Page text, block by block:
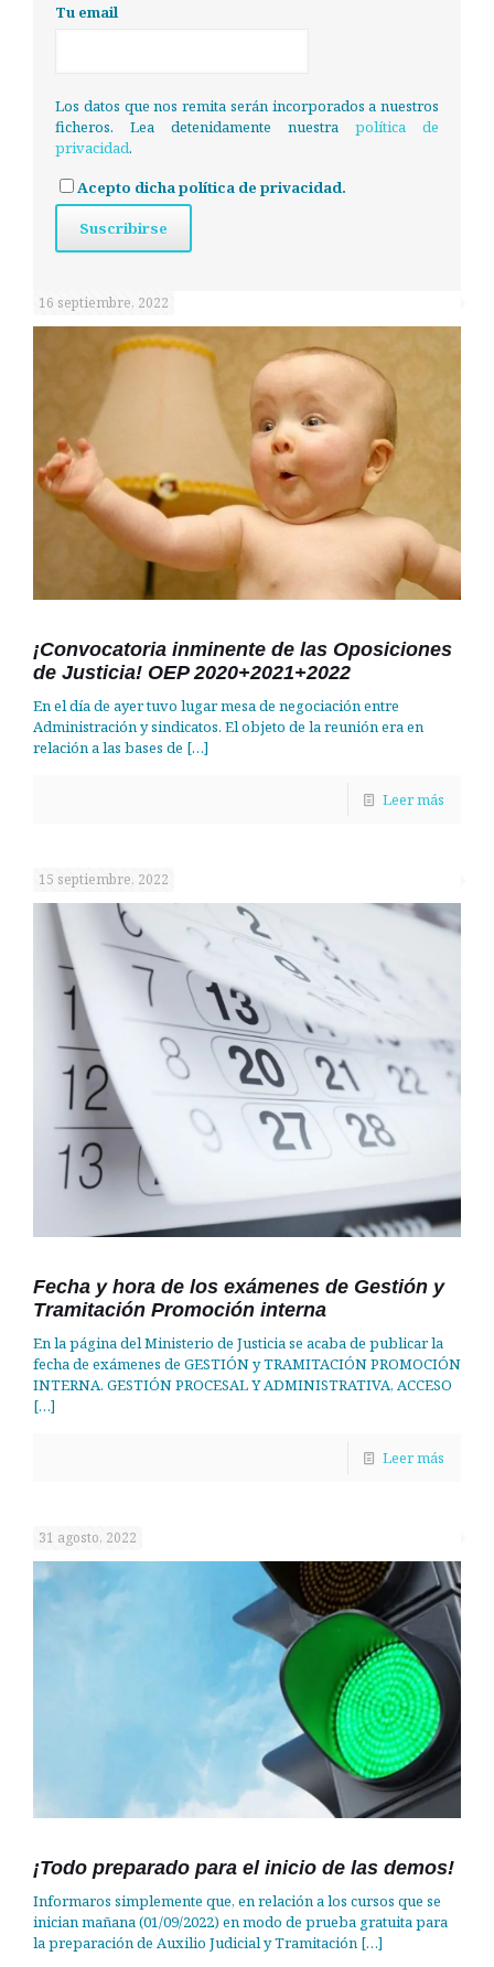
Tu email
Los datos que nos remita serán incorporados a nuestros
ficheros. Lea detenidamente nuestra política de
privacidad.
Acepto dicha política de privacidad.
16 septiembre, 2022
¡Convocatoria inminente de las Oposiciones
de Justicia! OEP 2020+2021+2022
En el día de ayer tuvo lugar mesa de negociación entre
Administración y sindicatos. El objeto de la reunión era en
relación a las bases de […]
Leer más
15 septiembre, 2022
Fecha y hora de los exámenes de Gestión y
Tramitación Promoción interna
En la página del Ministerio de Justicia se acaba de publicar la
fecha de exámenes de GESTIÓN y TRAMITACIÓN PROMOCIÓN
INTERNA. GESTIÓN PROCESAL Y ADMINISTRATIVA, ACCESO
[…]
Leer más
31 agosto, 2022
¡Todo preparado para el inicio de las demos!
Informaros simplemente que, en relación a los cursos que se
inician mañana (01/09/2022) en modo de prueba gratuita para
la preparación de Auxilio Judicial y Tramitación […]